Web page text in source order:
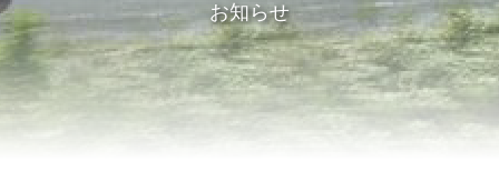
お知らせ